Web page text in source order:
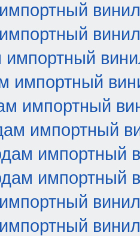
винил
винил
импортный
импортный
импортный
импортный
импортный
винил
винил